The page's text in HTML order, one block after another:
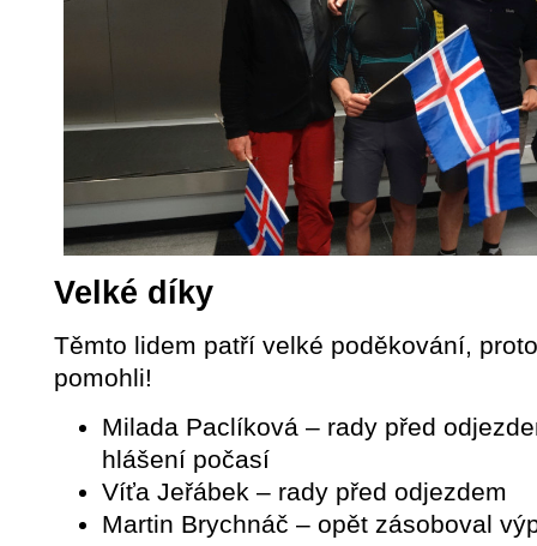
Velké díky
Těmto lidem patří velké poděkování,
pomohli!
Milada Paclíková – rady před
hlášení počasí
Víťa Jeřábek – rady před odjezdem
Martin Brychnáč – opět zásoboval